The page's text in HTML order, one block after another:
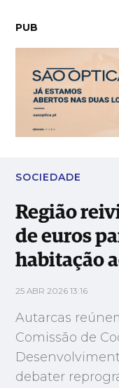
PUB
Região reivindica 50
habitação acessível
SOCIEDADE
Região
de euros para programa de
habitação
25 ABR 2026 13:16
Autarcas
Comissão de
debater